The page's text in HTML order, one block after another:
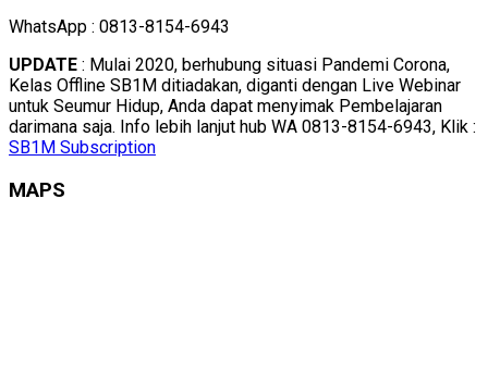
WhatsApp : 0813-8154-6943
UPDATE : Mulai 2020, berhubung situasi Pandemi Corona,
Kelas Offline SB1M ditiadakan, diganti dengan Live Webinar
untuk Seumur Hidup, Anda dapat menyimak Pembelajaran
darimana saja. Info lebih lanjut hub WA 0813-8154-6943, Klik :
SB1M Subscription
MAPS